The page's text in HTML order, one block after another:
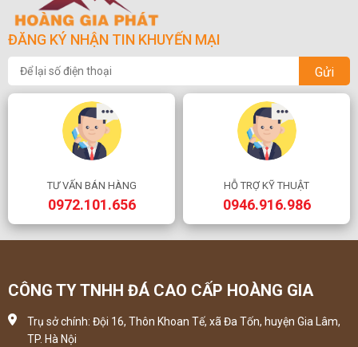
ĐĂNG KÝ NHẬN TIN KHUYẾN MẠI
Gửi
TƯ VẤN BÁN HÀNG
0972.101.656
HỖ TRỢ KỸ THUẬT
0946.916.986
CÔNG TY TNHH ĐÁ CAO CẤP HOÀNG GIA
Trụ sở chính: Đội 16, Thôn Khoan Tế, xã Đa Tốn, huyện Gia Lâm,
TP. Hà Nội